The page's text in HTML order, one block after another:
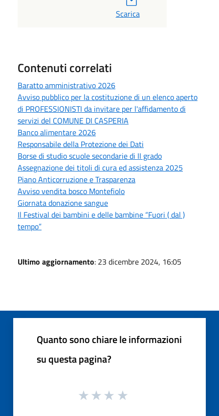
Scarica
Contenuti correlati
Baratto amministrativo 2026
Avviso pubblico per la costituzione di un elenco aperto
di PROFESSIONISTI da invitare per l'affidamento di
servizi del COMUNE DI CASPERIA
Banco alimentare 2026
Responsabile della Protezione dei Dati
Borse di studio scuole secondarie di II grado
Assegnazione dei titoli di cura ed assistenza 2025
Piano Anticorruzione e Trasparenza
Avviso vendita bosco Montefiolo
Giornata donazione sangue
Il Festival dei bambini e delle bambine “Fuori ( dal )
tempo”
Ultimo aggiornamento: 23 dicembre 2024, 16:05
Quanto sono chiare le informazioni
su questa pagina?